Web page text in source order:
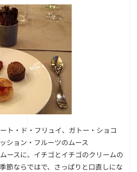
ト・ド・フリュイ、ガトー・ショコ
ション・フルーツのムース
ースに、イチゴとイチゴのクリームの
節ならではで、さっぱりと口直しにな